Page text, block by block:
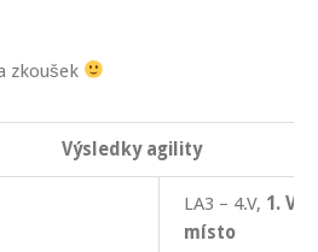
zkoušek
Výsledky agility
LA3 – 4.V, 1. V,
místo